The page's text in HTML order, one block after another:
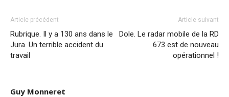
Article précédent
Rubrique. Il y a 130 ans dans le
Jura. Un terrible accident du
travail
Article suivant
Dole. Le radar mobile de la RD
673 est de nouveau
opérationnel !
Guy Monneret